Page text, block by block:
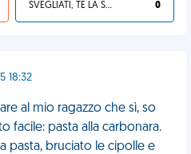
SVEGLIATI, TE LA SEI CERCATA! 0
18:32
al mio ragazzo che sì, so
facile: pasta alla carbonara.
pasta, bruciato le cipolle e